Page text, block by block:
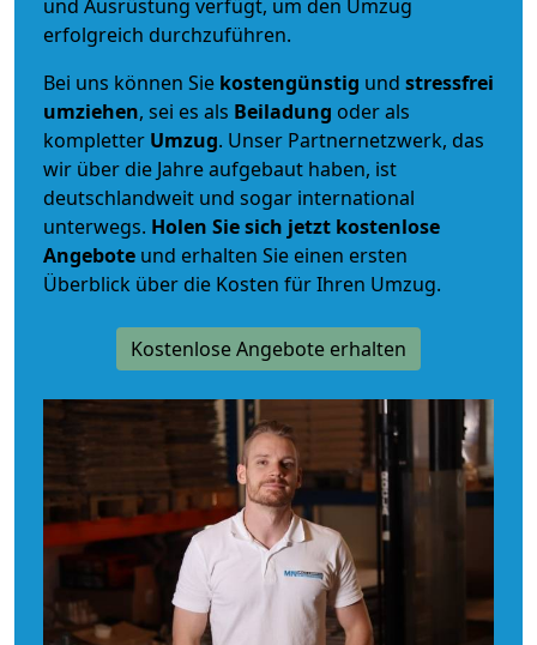
und Ausrüstung verfügt, um den Umzug
erfolgreich durchzuführen.
Bei uns können Sie kostengünstig und stressfrei
umziehen, sei es als Beiladung oder als
kompletter Umzug. Unser Partnernetzwerk, das
wir über die Jahre aufgebaut haben, ist
deutschlandweit und sogar international
unterwegs. Holen Sie sich jetzt kostenlose
Angebote und erhalten Sie einen ersten
Überblick über die Kosten für Ihren Umzug.
Kostenlose Angebote erhalten